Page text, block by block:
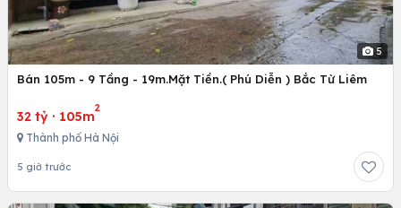
5
Bán 105m - 9 Tầng - 19m.Mặt Tiền.( Phú Diễn ) Bắc Từ Liêm
32 tỷ · 105m
2
Thành phố Hà Nội
5 giờ trước